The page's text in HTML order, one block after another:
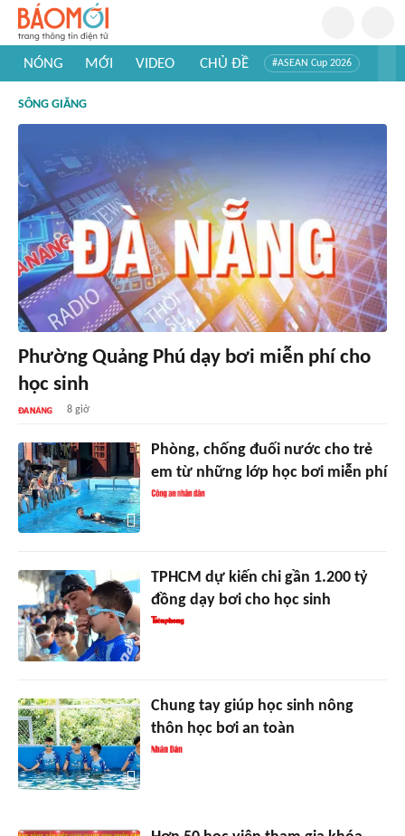
NÓNG MỚI VIDEO CHỦ ĐỀ #ASEAN Cup 2026
#Khám phá thế giới
SÔNG GIĂNG
Phường Quảng Phú dạy bơi miễn phí cho
học sinh
8 giờ
Phòng, chống đuối nước cho trẻ
em từ những lớp học bơi miễn phí
TPHCM dự kiến chi gần 1.200 tỷ
đồng dạy bơi cho học sinh
Chung tay giúp học sinh nông
thôn học bơi an toàn